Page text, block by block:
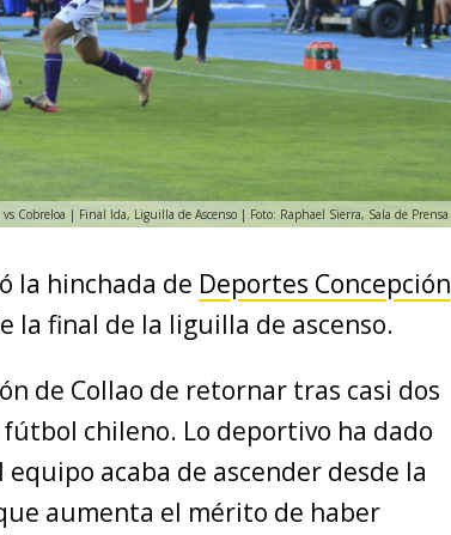
Cobreloa | Final Ida, Liguilla de Ascenso | Foto: Raphael Sierra, Sala de Prensa
la hinchada de Deportes Concepción
la final de la liguilla de ascenso.
de Collao de retornar tras casi dos
chileno. Lo deportivo ha dado
acaba de ascender desde la
aumenta el mérito de haber